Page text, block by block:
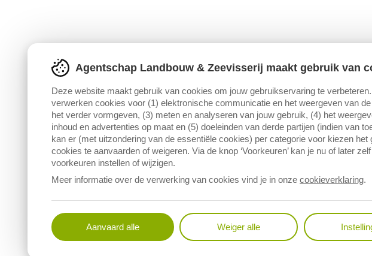
Agentschap Landbouw & Zeevisserij maakt gebruik van
Deze website maakt gebruik van cookies om jouw gebruikservaring te
verwerken cookies voor (1) elektronische communicatie en het weergeven van
het verder vormgeven, (3) meten en analyseren van jouw gebruik, (4) het
inhoud en advertenties op maat en (5) doeleinden van derde partijen (indien van
kan er (met uitzondering van de essentiële cookies) per categorie voor kiezen het
cookies te aanvaarden of weigeren. Via de knop ‘Voorkeuren’ kan je nu of later
voorkeuren instellen of wijzigen.
Meer informatie over de verwerking van cookies vind je in onze cookieverklaring.
Aanvaard alle Weiger alle